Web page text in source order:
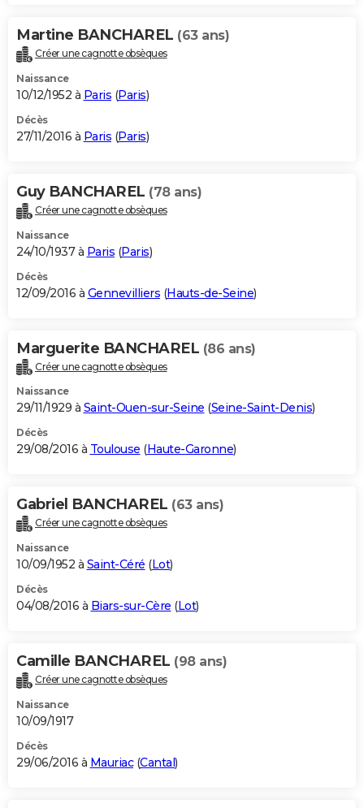
Martine BANCHAREL (63 ans)
Créer une cagnotte obsèques
Naissance
10/12/1952 à Paris (Paris)
Décès
27/11/2016 à Paris (Paris)
Guy BANCHAREL (78 ans)
Créer une cagnotte obsèques
Naissance
24/10/1937 à Paris (Paris)
Décès
12/09/2016 à Gennevilliers (Hauts-de-Seine)
Marguerite BANCHAREL (86 ans)
Créer une cagnotte obsèques
Naissance
29/11/1929 à Saint-Ouen-sur-Seine (Seine-Saint-Denis)
Décès
29/08/2016 à Toulouse (Haute-Garonne)
Gabriel BANCHAREL (63 ans)
Créer une cagnotte obsèques
Naissance
10/09/1952 à Saint-Céré (Lot)
Décès
04/08/2016 à Biars-sur-Cère (Lot)
Camille BANCHAREL (98 ans)
Créer une cagnotte obsèques
Naissance
10/09/1917
Décès
29/06/2016 à Mauriac(Cantal)